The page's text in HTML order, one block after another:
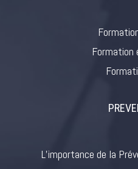
Formation
L’importance de la